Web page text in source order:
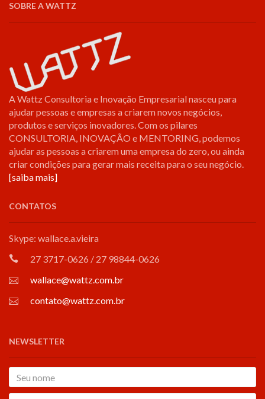
SOBRE A WATTZ
A Wattz Consultoria e Inovação Empresarial nasceu para
ajudar pessoas e empresas a criarem novos negócios,
produtos e serviços inovadores. Com os pilares
CONSULTORIA, INOVAÇÃO e MENTORING, podemos
ajudar as pessoas a criarem uma empresa do zero, ou ainda
criar condições para gerar mais receita para o seu negócio.
[saiba mais]
CONTATOS
Skype: wallace.a.vieira
27 3717-0626 / 27 98844-0626
wallace@wattz.com.br
contato@wattz.com.br
NEWSLETTER